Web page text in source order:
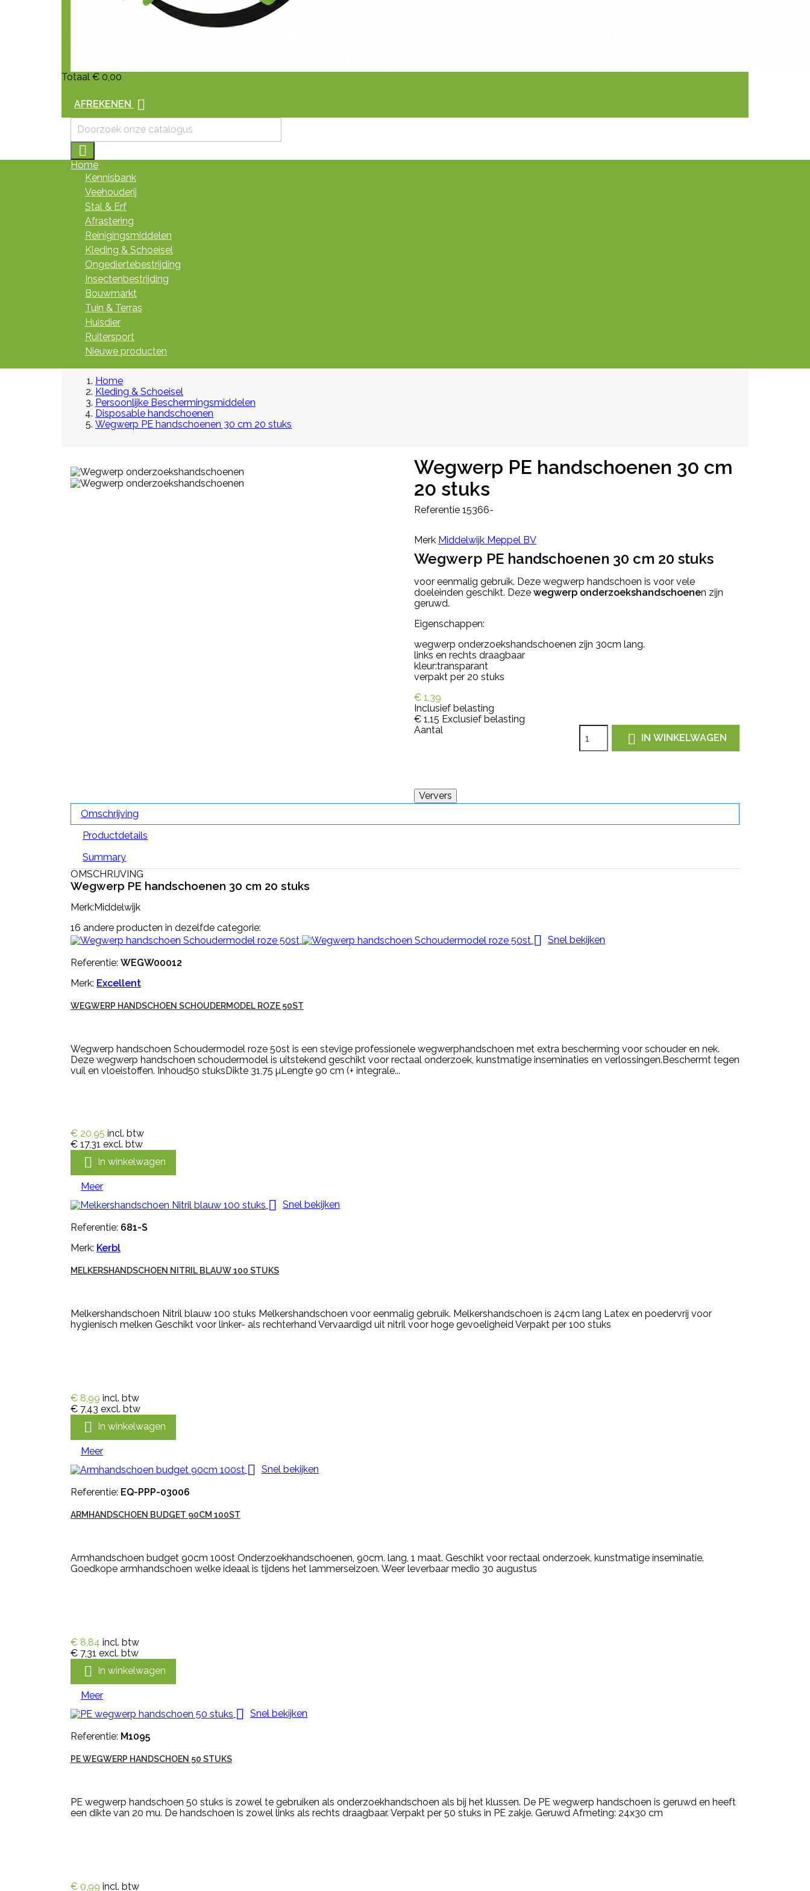
Totaal € 0,00
AFREKENEN 

Home
Kennisbank
Veehouderij
Stal & Erf
Afrastering
Reinigingsmiddelen
Kleding & Schoeisel
Ongediertebestrijding
Insectenbestrijding
Bouwmarkt
Tuin & Terras
Huisdier
Ruitersport
Nieuwe producten
Home
Kleding & Schoeisel
Persoonlijke Beschermingsmiddelen
Disposable handschoenen
Wegwerp PE handschoenen 30 cm 20 stuks
Wegwerp PE handschoenen 30 cm
20 stuks
Referentie 15366-
Merk Middelwijk Meppel BV
Wegwerp PE handschoenen 30 cm 20 stuks
voor eenmalig gebruik. Deze wegwerp handschoen is voor vele
doeleinden geschikt. Deze wegwerp onderzoekshandschoenen zijn
geruwd.
Eigenschappen:
wegwerp onderzoekshandschoenen zijn 30cm lang.
links en rechts draagbaar
kleur:transparant
verpakt per 20 stuks
€ 1,39
Inclusief belasting
€ 1,15 Exclusief belasting
Aantal
 IN WINKELWAGEN
Omschrijving
Productdetails
Summary
OMSCHRIJVING
Wegwerp PE handschoenen 30 cm 20 stuks
Merk:Middelwijk
16 andere producten in dezelfde categorie:
 Snel bekijken
Referentie: WEGW00012
Merk: Excellent
WEGWERP HANDSCHOEN SCHOUDERMODEL ROZE 50ST
Wegwerp handschoen Schoudermodel roze 50st is een stevige professionele wegwerphandschoen met extra bescherming voor schouder en nek.
Deze wegwerp handschoen schoudermodel is uitstekend geschikt voor rectaal onderzoek, kunstmatige inseminaties en verlossingen.Beschermt tegen
vuil en vloeistoffen. Inhoud50 stuksDikte 31,75 µLengte 90 cm (+ integrale...
€ 20,95 incl. btw
€ 17,31 excl. btw
 In winkelwagen
Meer
 Snel bekijken
Referentie: 681-S
Merk: Kerbl
MELKERSHANDSCHOEN NITRIL BLAUW 100 STUKS
Melkershandschoen Nitril blauw 100 stuks Melkershandschoen voor eenmalig gebruik. Melkershandschoen is 24cm lang Latex en poedervrij voor
hygienisch melken Geschikt voor linker- als rechterhand Vervaardigd uit nitril voor hoge gevoeligheid Verpakt per 100 stuks
€ 8,99 incl. btw
€ 7,43 excl. btw
 In winkelwagen
Meer
 Snel bekijken
Referentie: EQ-PPP-03006
ARMHANDSCHOEN BUDGET 90CM 100ST
Armhandschoen budget 90cm 100st Onderzoekhandschoenen, 90cm. lang, 1 maat. Geschikt voor rectaal onderzoek, kunstmatige inseminatie.
Goedkope armhandschoen welke ideaal is tijdens het lammerseizoen. Weer leverbaar medio 30 augustus
€ 8,84 incl. btw
€ 7,31 excl. btw
 In winkelwagen
Meer
 Snel bekijken
Referentie: M1095
PE WEGWERP HANDSCHOEN 50 STUKS
PE wegwerp handschoen 50 stuks is zowel te gebruiken als onderzoekhandschoen als bij het klussen. De PE wegwerp handschoen is geruwd en heeft
een dikte van 20 mu. De handschoen is zowel links als rechts draagbaar. Verpakt per 50 stuks in PE zakje. Geruwd Afmeting: 24x30 cm
€ 0,99 incl. btw